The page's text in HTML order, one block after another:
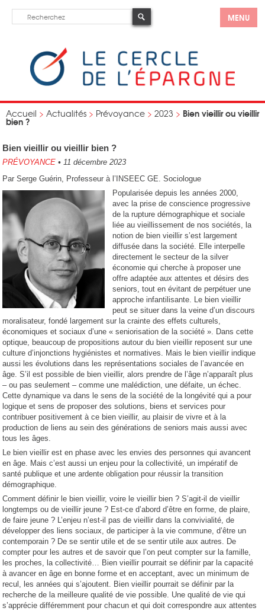
MENU
Accueil > Actualités > Prévoyance > 2023 > Bien vieillir ou vieillir
bien ?
Bien vieillir ou vieillir bien ?
PRÉVOYANCE • 11 décembre 2023
Par Serge Guérin, Professeur à l’INSEEC GE. Sociologue
Popularisée depuis les années 2000,
avec la prise de conscience progressive
de la rupture démographique et sociale
liée au vieillissement de nos sociétés, la
notion de bien vieillir s’est largement
diffusée dans la société. Elle interpelle
directement le secteur de la silver
économie qui cherche à proposer une
offre adaptée aux attentes et désirs des
seniors, tout en évitant de perpétuer une
approche infantilisante. Le bien vieillir
peut se situer dans la veine d’un discours
moralisateur, fondé largement sur la crainte des effets culturels,
économiques et sociaux d’une « seniorisation de la société ». Dans cette
optique, beaucoup de propositions autour du bien vieillir reposent sur une
culture d’injonctions hygiénistes et normatives. Mais le bien vieillir indique
aussi les évolutions dans les représentations sociales de l’avancée en
âge. S’il est possible de bien vieillir, alors prendre de l’âge n’apparaît plus
– ou pas seulement – comme une malédiction, une défaite, un échec.
Cette dynamique va dans le sens de la société de la longévité qui a pour
logique et sens de proposer des solutions, biens et services pour
contribuer positivement à ce bien vieillir, au plaisir de vivre et à la
production de liens au sein des générations de seniors mais aussi avec
tous les âges.
Le bien vieillir est en phase avec les envies des personnes qui avancent
en âge. Mais c’est aussi un enjeu pour la collectivité, un impératif de
santé publique et une ardente obligation pour réussir la transition
démographique.
Comment définir le bien vieillir, voire le vieillir bien ? S’agit-il de vieillir
longtemps ou de vieillir jeune ? Est-ce d’abord d’être en forme, de plaire,
de faire jeune ? L’enjeu n’est-il pas de vieillir dans la convivialité, de
développer des liens sociaux, de participer à la vie commune, d’être un
contemporain ? De se sentir utile et de se sentir utile aux autres. De
compter pour les autres et de savoir que l’on peut compter sur la famille,
les proches, la collectivité… Bien vieillir pourrait se définir par la capacité
à avancer en âge en bonne forme et en acceptant, avec un minimum de
recul, les années qui s’ajoutent. Bien vieillir pourrait se définir par la
recherche de la meilleure qualité de vie possible. Une qualité de vie qui
s’apprécie différemment pour chacun et qui doit correspondre aux attentes